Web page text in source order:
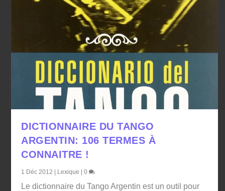
DICTIONNAIRE DU TANGO
ARGENTIN: 106 TERMES À
CONNAITRE !
1 Déc 2012 | Lexique |0
Le dictionnaire du Tango Argentin est un outil pour